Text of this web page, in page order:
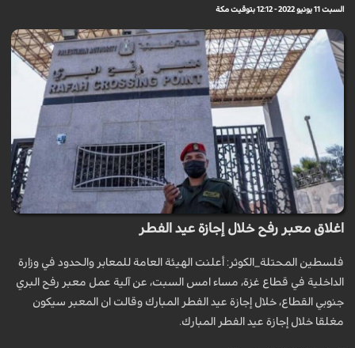
السبت 11 يونيو 2022 - 12:12 بتوقيت مكة
اغلاق معبر رفح خلال إجازة عيد الفطر
فلسطين المحتلة_الكوثر: أعلنت الهيئة العامة للمعابر والحدود في وزارة
الداخلية في قطاع غزة، مساء امس السبت، عن آلية عمل معبر رفح البري
جنوبي القطاع، خلال إجازة عيد الفطر المبارك وقالت ان المعبر سيكون
مغلقا خلال إجازة عيد الفطر المبارك.